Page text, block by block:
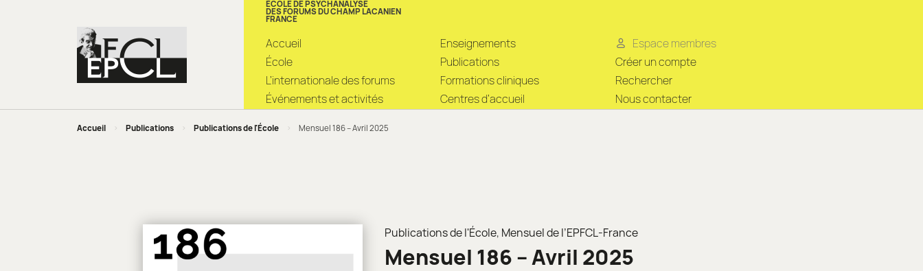
ÉCOLE DE PSYCHANALYSE
DES FORUMS DU CHAMP LACANIEN
FRANCE
Accueil
École
L’internationale des forums
Événements et activités
Enseignements
Publications
Formations cliniques
Centres d’accueil
Espace membres
Créer un compte
Rechercher
Nous contacter
Accueil > Publications > Publications de l'École > Mensuel 186 – Avril 2025
Publications de l'École, Mensuel de l’EPFCL-France
Mensuel 186 – Avril 2025